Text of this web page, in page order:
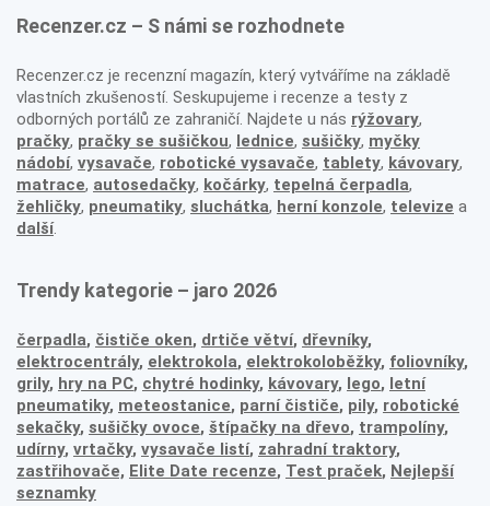
Recenzer.cz – S námi se rozhodnete
Recenzer.cz je recenzní magazín, který vytváříme na základě
vlastních zkušeností. Seskupujeme i recenze a testy z
odborných portálů ze zahraničí. Najdete u nás rýžovary,
pračky, pračky se sušičkou, lednice, sušičky, myčky
nádobí, vysavače, robotické vysavače, tablety, kávovary,
matrace, autosedačky, kočárky, tepelná čerpadla,
žehličky, pneumatiky, sluchátka, herní konzole, televize a
další.
Trendy kategorie – jaro 2026
čerpadla, čističe oken, drtiče větví, dřevníky,
elektrocentrály, elektrokola, elektrokoloběžky, foliovníky,
grily, hry na PC, chytré hodinky, kávovary, lego, letní
pneumatiky, meteostanice, parní čističe, pily, robotické
sekačky, sušičky ovoce, štípačky na dřevo, trampolíny,
udírny, vrtačky, vysavače listí, zahradní traktory,
zastřihovače, Elite Date recenze, Test praček, Nejlepší
seznamky